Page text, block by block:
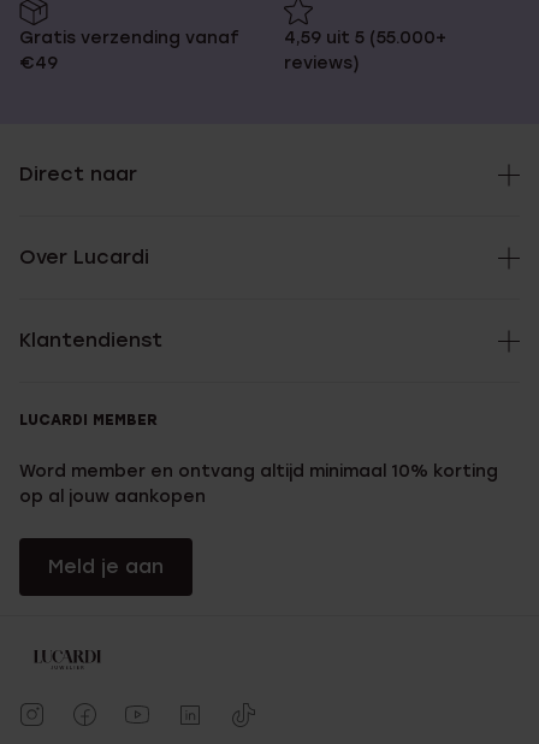
Gratis verzending vanaf
€49
4,59 uit 5 (55.000+
reviews)
Direct naar
Over Lucardi
Klantendienst
LUCARDI MEMBER
Word member en ontvang altijd minimaal 10% korting
op al jouw aankopen
Meld je aan